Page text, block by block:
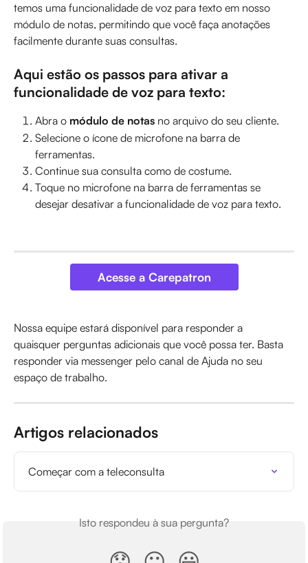
temos uma funcionalidade de voz para texto em nosso
módulo de notas, permitindo que você faça anotações
facilmente durante suas consultas.
Aqui estão os passos para ativar a
funcionalidade de voz para texto:
Abra o módulo de notas no arquivo do seu cliente.
Selecione o ícone de microfone na barra de
ferramentas.
Continue sua consulta como de costume.
Toque no microfone na barra de ferramentas se
desejar desativar a funcionalidade de voz para texto.
Acesse a Carepatron
Nossa equipe estará disponível para responder a
quaisquer perguntas adicionais que você possa ter. Basta
responder via messenger pelo canal de Ajuda no seu
espaço de trabalho.
Artigos relacionados
Começar com a teleconsulta
Isto respondeu à sua pergunta?